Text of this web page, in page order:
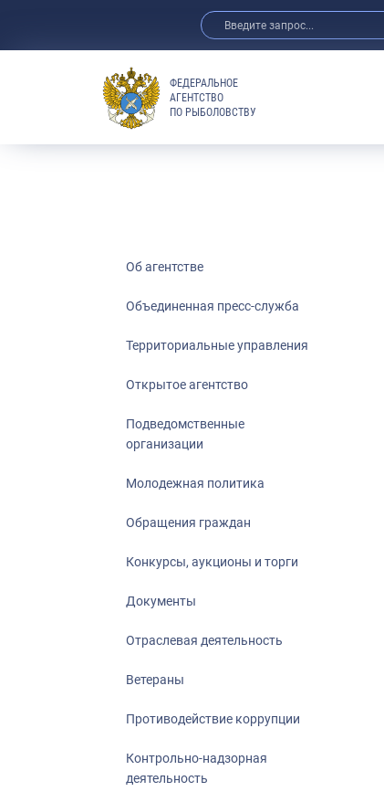
ФЕДЕРАЛЬНОЕ
АГЕНТСТВО
ПО РЫБОЛОВСТВУ
Об агентстве
Объединенная пресс-служба
Территориальные управления
Открытое агентство
Подведомственные
организации
Молодежная политика
Обращения граждан
Конкурсы, аукционы и торги
Документы
Отраслевая деятельность
Ветераны
Противодействие коррупции
Контрольно-надзорная
деятельность